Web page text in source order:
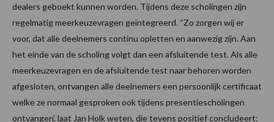
dealers geboekt kunnen worden. Tijdens deze scholingen zijn
regelmatig meerkeuzevragen geïntegreerd. “Zo zorgen wij er
voor, dat alle deelnemers continu opletten en aanwezig zijn. Aan
het einde van de scholing volgt dan een afsluitende test. Als alle
meerkeuzevragen en de afsluitende test naar behoren worden
afgesloten, ontvangen alle deelnemers een persoonlijk certificaat
welke ze normaal gesproken ook tijdens presentiescholingen
ontvangen’, laat Jan Holk weten, die tevens positief concludeert: